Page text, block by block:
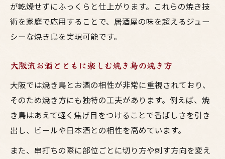
が乾燥せずにふっくらと仕上がります。これらの焼き技
術を家庭で応用することで、居酒屋の味を超えるジュー
シーな焼き鳥を実現可能です。
大阪流お酒とともに楽しむ焼き鳥の焼き方
大阪では焼き鳥とお酒の相性が非常に重視されており、
そのため焼き方にも独特の工夫があります。例えば、焼
き鳥はあえて軽く焦げ目をつけることで香ばしさを引き
出し、ビールや日本酒との相性を高めています。
また、串打ちの際に部位ごとに切り方や刺す方向を変え